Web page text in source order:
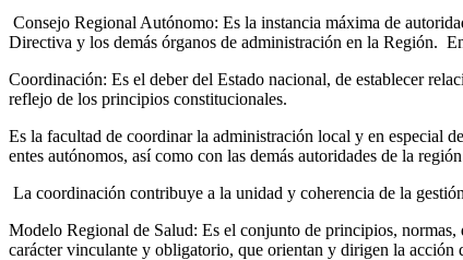
Consejo Regional Autónomo: Es la instancia máxima de
Directiva y los demás órganos de administración en la Región.
Coordinación: Es el deber del Estado nacional, de establecer
reflejo de los principios constitucionales.
Es la facultad de coordinar la administración local y en especial
entes autónomos, así como con las demás autoridades de la
La coordinación contribuye a la unidad y coherencia de la
Modelo Regional de Salud: Es el conjunto de principios, normas,
carácter vinculante y obligatorio, que orientan y dirigen la acción